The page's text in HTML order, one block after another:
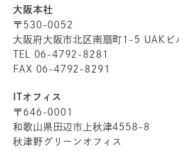
大阪本社
〒530-0052
大阪府大阪市北区南扇町1-5 UAKビ
TEL 06-4792-8281
FAX 06-4792-8291
ITオフィス
〒646-0001
和歌山県田辺市上秋津4558-8
秋津野グリーンオフィス